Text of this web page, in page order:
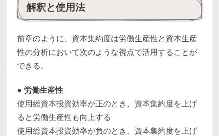
解釈と使用法
前章のように、資本集約度は労働生産性と資本生産
性の分析において次のような視点で活用することが
できる。
●労働生産性
使用総資本投資効率が正のとき、資本集約度を上げ
ると労働生産性も向上する
使用総資本投資効率が負のとき、資本集約度を上げ